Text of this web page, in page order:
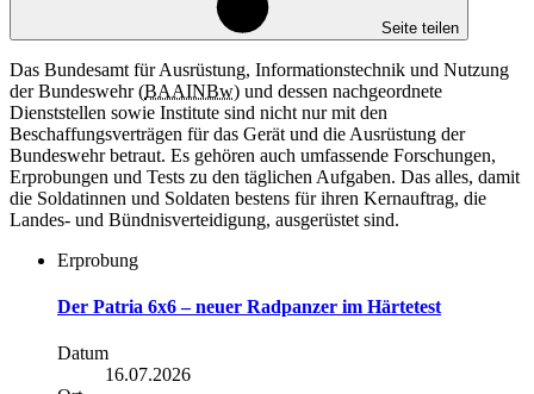
Seite teilen
Das Bundesamt für Ausrüstung, Informationstechnik und Nutzung
der Bundeswehr (BAAINBw) und dessen nachgeordnete
Dienststellen sowie Institute sind nicht nur mit den
Beschaffungsverträgen für das Gerät und die Ausrüstung der
Bundeswehr betraut. Es gehören auch umfassende Forschungen,
Erprobungen und Tests zu den täglichen Aufgaben. Das alles, damit
die Soldatinnen und Soldaten bestens für ihren Kernauftrag, die
Landes- und Bündnisverteidigung, ausgerüstet sind.
Erprobung
Der Patria 6x6 – neuer Radpanzer im Härtetest
Datum
16.07.2026